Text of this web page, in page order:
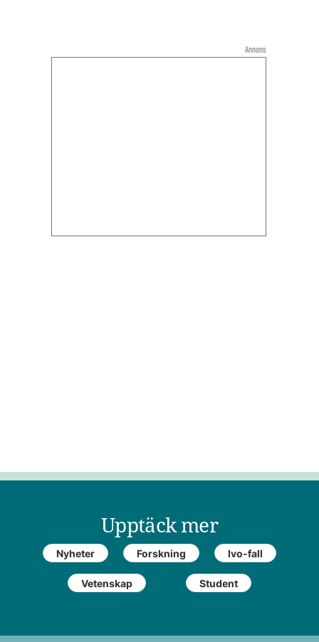
Upptäck mer
Nyheter Forskning Ivo-fall
Vetenskap Student
Annons